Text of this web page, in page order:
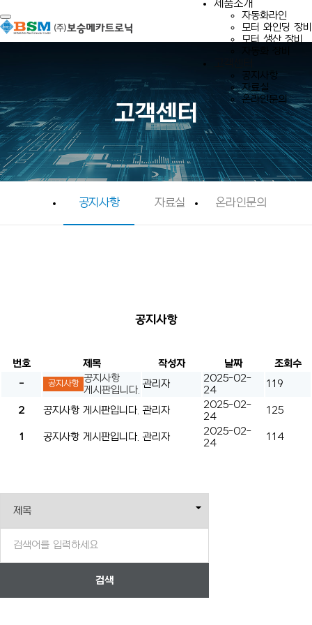
Toggle navigation
제품소개
자동화라인
모터 와인딩 장비
모터 생산 장비
공지사항
자료실
온라인문의
고객센터
공지사항 자료실 온라인문의
공지사항
번호 제목 작성자 날짜
조회수
-
공지사항
공지사항
게시판입니다.
관리자
2025-02-
24
119
2 공지사항 게시판입니다. 관리자
2025-02-
24
125
1 공지사항 게시판입니다. 관리자
2025-02-
24
114
검색